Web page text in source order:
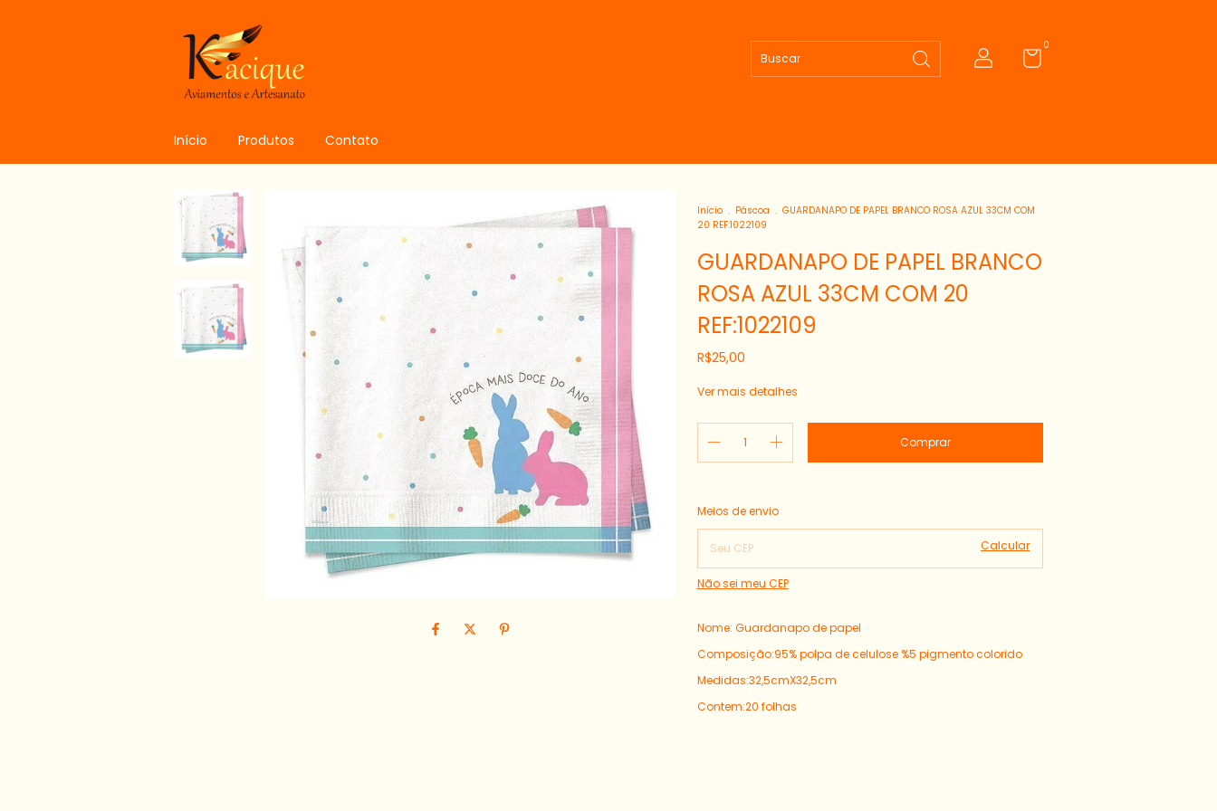
0
Início Produtos Contato
Início . Páscoa . GUARDANAPO DE PAPEL BRANCO ROSA AZUL 33CM COM
20 REF:1022109
GUARDANAPO DE PAPEL BRANCO
ROSA AZUL 33CM COM 20
REF:1022109
R$25,00
Ver mais detalhes
Entregas para o CEP:
Meios de envio
Calcular
Não sei meu CEP
Nome: Guardanapo de papel
Composição:95% polpa de celulose %5 pigmento colorido
Medidas:32,5cmX32,5cm
Contem:20 folhas